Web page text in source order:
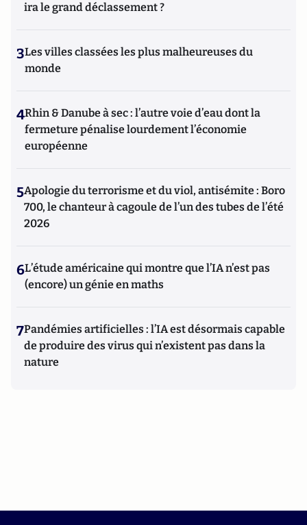
ira le grand déclassement ?
3Les villes classées les plus malheureuses du
monde
4Rhin & Danube à sec : l’autre voie d’eau dont la
fermeture pénalise lourdement l’économie
européenne
5Apologie du terrorisme et du viol, antisémite : Boro
700, le chanteur à cagoule de l’un des tubes de l’été
2026
6L’étude américaine qui montre que l’IA n’est pas
(encore) un génie en maths
7Pandémies artificielles : l’IA est désormais capable
de produire des virus qui n’existent pas dans la
nature